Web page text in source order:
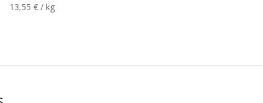
13,55 € / kg